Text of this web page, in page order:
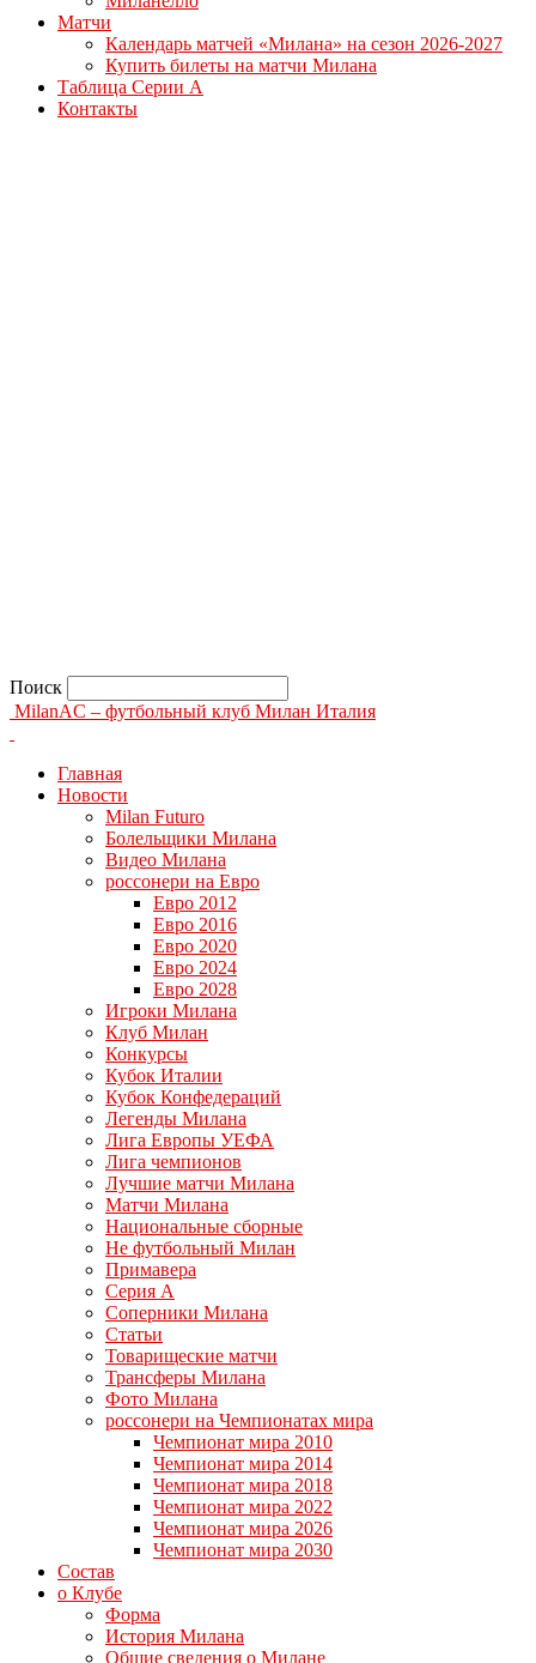
Матчи
Календарь матчей «Милана» на сезон 2026-2027
Купить билеты на матчи Милана
Таблица Серии А
Контакты
Поиск
MilanAC – футбольный клуб Милан Италия
Главная
Новости
Milan Futuro
Болельщики Милана
Видео Милана
россонери на Евро
Евро 2012
Евро 2016
Евро 2020
Евро 2024
Евро 2028
Игроки Милана
Клуб Милан
Конкурсы
Кубок Италии
Кубок Конфедераций
Легенды Милана
Лига Европы УЕФА
Лига чемпионов
Лучшие матчи Милана
Матчи Милана
Национальные сборные
Не футбольный Милан
Примавера
Серия А
Соперники Милана
Статьи
Товарищеские матчи
Трансферы Милана
Фото Милана
россонери на Чемпионатах мира
Чемпионат мира 2010
Чемпионат мира 2014
Чемпионат мира 2018
Чемпионат мира 2022
Чемпионат мира 2026
Чемпионат мира 2030
Состав
о Клубе
Форма
История Милана
Общие сведения о Милане